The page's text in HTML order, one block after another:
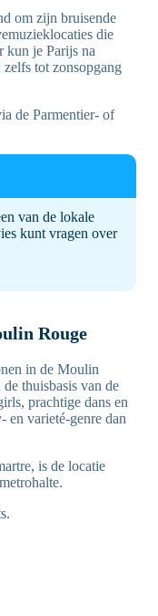
om zijn bruisende
die
kun je Parijs na
tot zonsopgang
de Parmentier- of
van de lokale
kunt vragen over
Rouge
in de Moulin
thuisbasis van de
prachtige dans en
en varieté-genre dan
is de locatie